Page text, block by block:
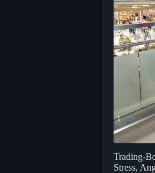
Trading-
Stress,